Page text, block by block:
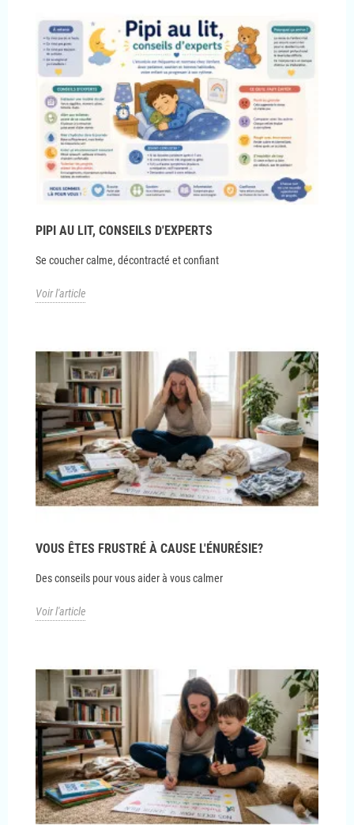
PIPI AU LIT, CONSEILS D'EXPERTS
Se coucher calme, décontracté et confiant
Voir l'article
VOUS ÊTES FRUSTRÉ À CAUSE L'ÉNURÉSIE?
Des conseils pour vous aider à vous calmer
Voir l'article